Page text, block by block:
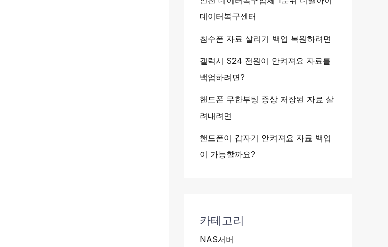
데이터복구센터
침수폰 자료 살리기 백업 복원하려면
갤럭시 S24 전원이 안켜져요 자료를
백업하려면?
핸드폰 무한부팅 증상 저장된 자료 살
려내려면
핸드폰이 갑자기 안켜져요 자료 백업
이 가능할까요?
카테고리
NAS서버